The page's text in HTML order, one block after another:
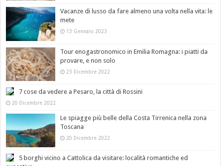
Vacanze di lusso da fare almeno una volta nella vita: le
mete
13 Gennaio 2023
Tour enogastronomico in Emilia Romagna: i piatti da
provare, e non solo
23 Dicembre 2022
7 cose da vedere a Pesaro, la città di Rossini
20 Dicembre 2022
Le spiagge più belle della Costa Tirrenica nella zona
Toscana
20 Dicembre 2022
5 borghi vicino a Cattolica da visitare: località romantiche ed